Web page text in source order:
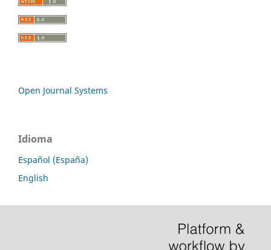
Open Journal Systems
Idioma
Español (España)
English